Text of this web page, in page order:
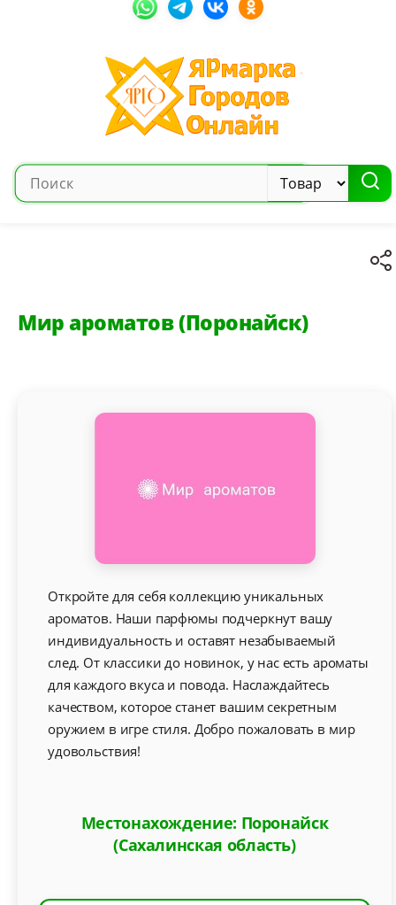
Мир ароматов (Поронайск)
Откройте для себя коллекцию уникальных
ароматов. Наши парфюмы подчеркнут вашу
индивидуальность и оставят незабываемый
след. От классики до новинок, у нас есть ароматы
для каждого вкуса и повода. Наслаждайтесь
качеством, которое станет вашим секретным
оружием в игре стиля. Добро пожаловать в мир
удовольствия!
Местонахождение: Поронайск
(Сахалинская область)